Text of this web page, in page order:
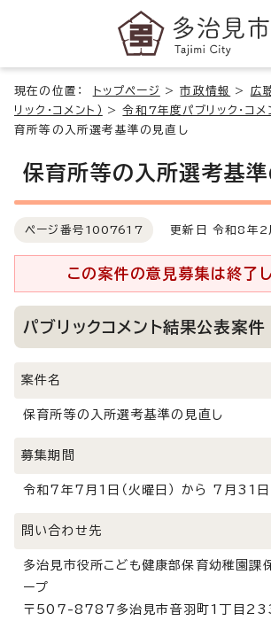
現在の位置： トップページ >市政情報 > 広
リック・コメント）
>令和7年度パブリック・コメ
育所等の入所選考基準の見直し
保育所等の入所選考基準
ページ番号 1007617 更新日 令和8年2
この案件の意見募集は終了し
パブリックコメント結果公表案件
案件名
保育所等の入所選考基準の見直し
募集期間
令和7年7月1日（火曜日） から 7月31日
問い合わせ先
多治見市役所こども健康部保育幼稚園課
ープ
〒507-8787多治見市音羽町1丁目